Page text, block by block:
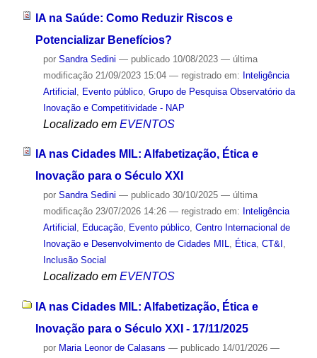
IA na Saúde: Como Reduzir Riscos e
Potencializar Benefícios?
por Sandra Sedini — publicado10/08/2023 — última
modificação21/09/2023 15:04 — registrado em: Inteligência
Artificial
Evento público, Grupo de Pesquisa Observatório da
Inovação e Competitividade - NAP
Localizado em EVENTOS
IA nas Cidades MIL: Alfabetização, Ética e
Inovação para o Século XXI
por Sandra Sedini — publicado30/10/2025 — última
modificação23/07/2026 14:26 — registrado em: Inteligência
Artificial , Educação, Evento público, Centro Internacional de
Inovação e Desenvolvimento de Cidades MIL, Ética, CT&I ,
Inclusão Social
Localizado em EVENTOS
IA nas Cidades MIL: Alfabetização, Ética e
Inovação para o Século XXI - 17/11/2025
por Maria Leonor de Calasans — publicado14/01/2026 —